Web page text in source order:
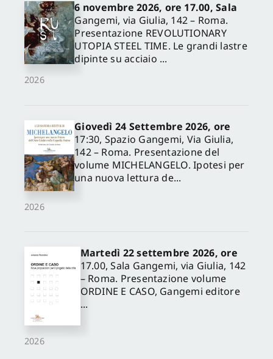
2026
6 novembre 2026, ore 17.00, Sala
Gangemi, via Giulia, 142 – Roma.
Presentazione REVOLUTIONARY
UTOPIA STEEL TIME. Le grandi lastre
dipinte su acciaio ...
2026
Giovedì 24 Settembre 2026, ore
17:30, Spazio Gangemi, Via Giulia,
142 – Roma. Presentazione del
volume MICHELANGELO. Ipotesi per
una nuova lettura de...
2026
Martedì 22 settembre 2026, ore
17.00, Sala Gangemi, via Giulia, 142
– Roma. Presentazione volume
ORDINE E CASO, Gangemi editore
...